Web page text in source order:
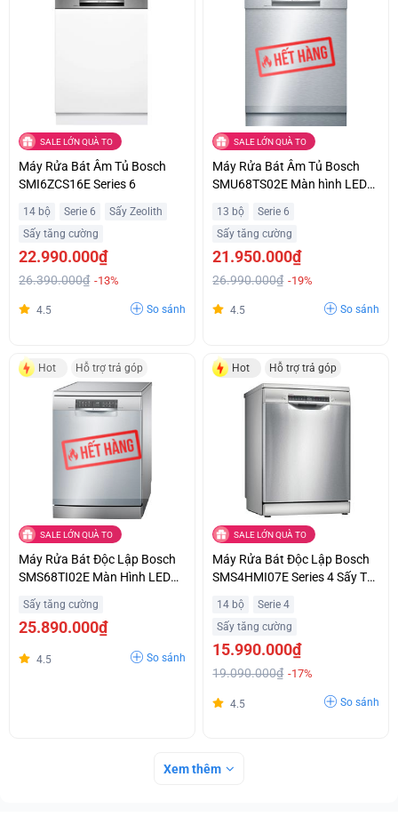
SALE LỚN QUÀ TO
Máy Rửa Bát Âm Tủ Bosch
SMI6ZCS16E Series 6
14 bộ Serie 6
Sấy Zeolith
Sấy tăng cường
22.990.000₫
26.390.000₫ -13%
4.5 So sánh
SALE LỚN QUÀ TO
Máy Rửa Bát Âm Tủ Bosch
SMU68TS02E Màn hình LED
Trợ Trả Góp
13 bộ
Serie 6
Sấy tăng cường
21.950.000₫
26.990.000₫ -19%
4.5 So sánh
Hot Hỗ trợ trả góp
SALE LỚN QUÀ TO
Máy Rửa Bát Độc Lập Bosch
SMS68TI02E Màn Hình LED
Hiển Thị Thời Gian Trả Góp
Không Lãi Suất
Sấy tăng cường
25.890.000₫
4.5 So sánh
Hot Hỗ trợ trả góp
SALE LỚN QUÀ TO
Máy Rửa Bát Độc Lập Bosch
SMS4HMI07E Series 4 Sấy Tự
14 bộ
Serie 4
Sấy tăng cường
15.990.000₫
19.090.000₫ -17%
4.5 So sánh
Xem thêm